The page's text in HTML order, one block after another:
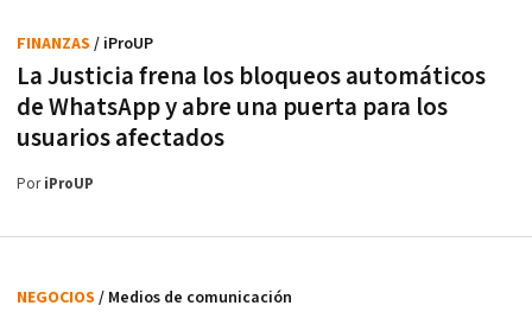
La Justicia frena los bloqueos automáticos
de WhatsApp y abre una puerta para los
usuarios afectados
FINANZAS / iProUP
PoriProUP
NEGOCIOS / Medios de comunicación